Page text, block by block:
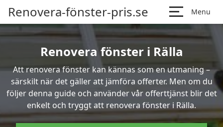
Renovera-fönster-pris.se Menu
Renovera fönster i Rälla
Att renovera fönster kan kännas som en utmaning –
särskilt när det gäller att jämföra offerter. Men om du
följer denna guide och använder vår offerttjänst blir det
enkelt och tryggt att renovera fönster i Rälla.